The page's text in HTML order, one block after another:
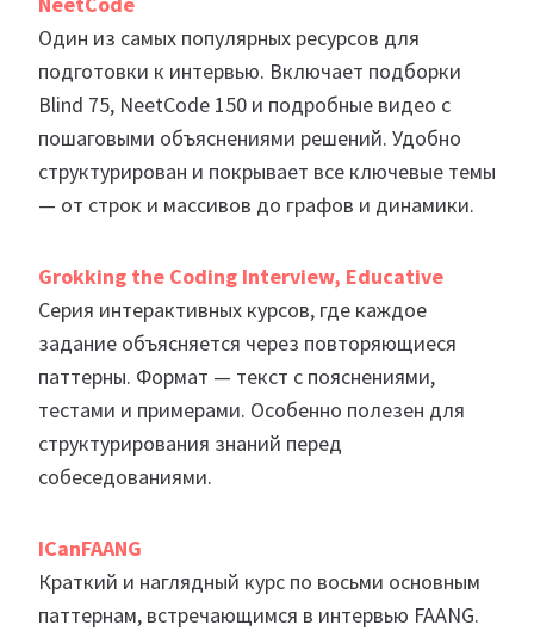
Один из самых популярных ресурсов для
подготовки к интервью. Включает подборки
Blind 75, NeetCode 150 и подробные видео с
пошаговыми объяснениями решений. Удобно
структурирован и покрывает все ключевые темы
— от строк и массивов до графов и динамики.
Grokking the Coding Interview, Educative
Серия интерактивных курсов, где каждое
задание объясняется через повторяющиеся
паттерны. Формат — текст с пояснениями,
тестами и примерами. Особенно полезен для
структурирования знаний перед
собеседованиями.
ICanFAANG
Краткий и наглядный курс по восьми основным
паттернам, встречающимся в интервью FAANG.